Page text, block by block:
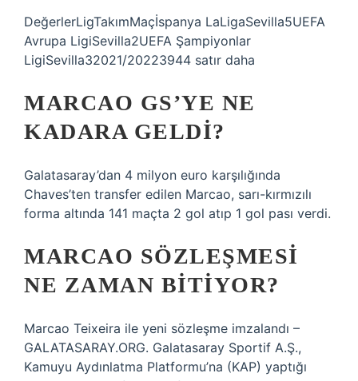
DeğerlerLigTakımMaçİspanya LaLigaSevilla5UEFA
Avrupa LigiSevilla2UEFA Şampiyonlar
LigiSevilla32021/20223944 satır daha
MARCAO GS’YE NE
KADARA GELDI?
Galatasaray’dan 4 milyon euro karşılığında
Chaves’ten transfer edilen Marcao, sarı-kırmızılı
forma altında 141 maçta 2 gol atıp 1 gol pası verdi.
MARCAO SÖZLEŞMESI
NE ZAMAN BITIYOR?
Marcao Teixeira ile yeni sözleşme imzalandı –
GALATASARAY.ORG. Galatasaray Sportif A.Ş.,
Kamuyu Aydınlatma Platformu’na (KAP) yaptığı